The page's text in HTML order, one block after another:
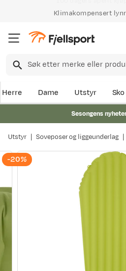
Klimakompensert
Herre Dame Utstyr
Sesongens
Utstyr Soveposer og liggeunderlag
-20%